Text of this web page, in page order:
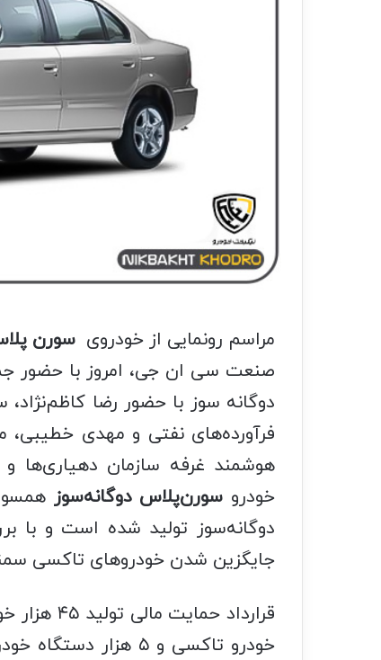
مراسم رونمایی از خودرویسورن‌
صنعت سی ان جی، امروز با حضور
دوگانه سوز با حضور رضا
فرآورده‌های نفتی و مهدی خطیبی،
هوشمند غرفه سازمان دهیاری‌ها
خودرو سورن‌پلاس دوگانه‌سوز
دوگانه‌سوز تولید شده است و با
جایگزین شدن خودروهای تاکسی
خودرو تاکسی و ۵